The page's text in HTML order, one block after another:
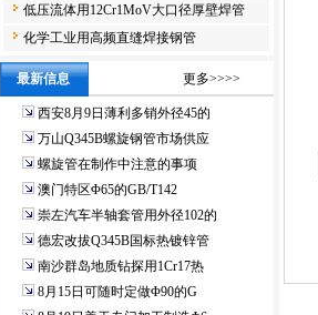
低压流体用12Cr1MoV大口径厚壁焊管
化学工业用高频直缝焊接钢管
最新信息 更多>>>>
西安8月9日薄利多销外径45的
万山Q345B螺旋钢管市场供应
螺旋管在制作中注意的事项
澳门特区Φ65的GB/T142
崇左汽车半轴套管用外径102的
德宏改拔Q345B国标热镀锌管
南沙群岛地质钻探用1Cr17热
8月15日可随时定做Φ90的G